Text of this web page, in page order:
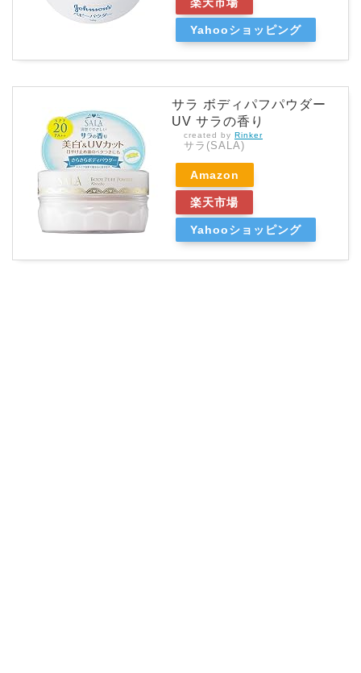
楽天市場
Yahooショッピング
サラ ボディパフパウダー
UV サラの香り
created by Rinker
サラ(SALA)
Amazon
楽天市場
Yahooショッピング